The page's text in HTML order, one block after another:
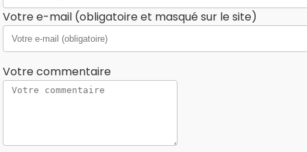
Votre e-mail (obligatoire et masqué sur le site)
Votre commentaire